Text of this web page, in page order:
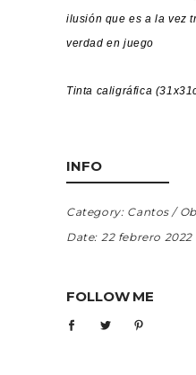
ilusión que es a la vez
verdad en juego
Tinta caligráfica
INFO
Category: Cantos
Date: 22 febrero 2022
FOLLOW ME